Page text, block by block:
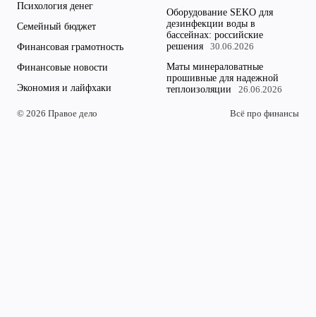
Психология денег
Семейный бюджет
Финансовая грамотность
Финансовые новости
Экономия и лайфхаки
Оборудование SEKO для
дезинфекции воды в
бассейнах: российские
решения
30.06.2026
Маты минераловатные
прошивные для надежной
теплоизоляции
26.06.2026
© 2026 Правое дело Всё про финансы